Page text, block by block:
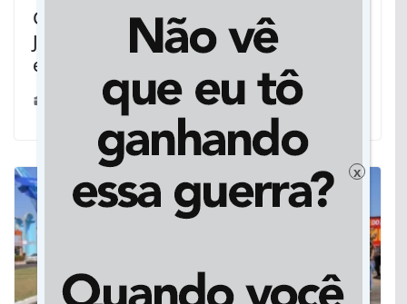
Com novo recorde em setembro,
Jucems ultrapassa 10 mil registros de
empresas no ano
x